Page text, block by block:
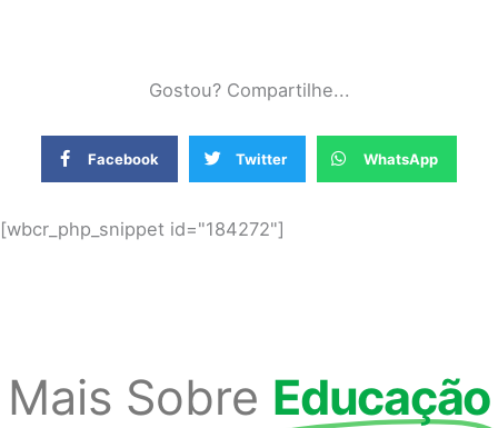
Gostou? Compartilhe...
Facebook Twitter WhatsApp
[wbcr_php_snippet id="184272"]
Mais Sobre Educação